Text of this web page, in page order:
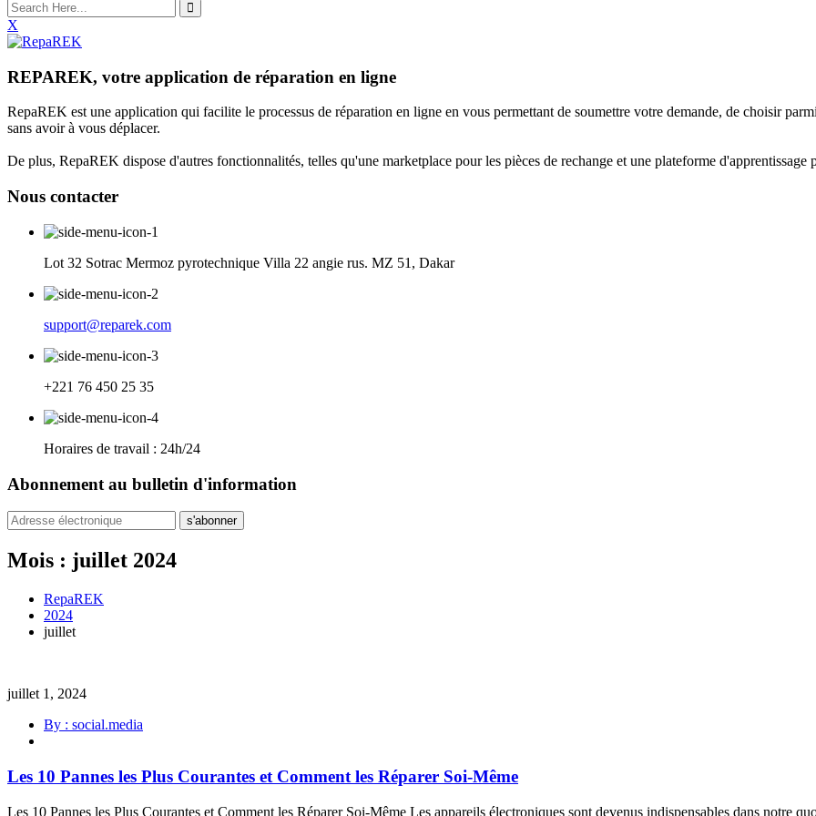
X
REPAREK, votre application de réparation en ligne
RepaREK est une application qui facilite le processus de réparation en ligne en vous permettant de soumettre votre demande, de choisir
sans avoir à vous déplacer.
De plus, RepaREK dispose d'autres fonctionnalités, telles qu'une marketplace pour les pièces de rechange et une plateforme d'apprentissage
Nous contacter
Lot 32 Sotrac Mermoz pyrotechnique Villa 22 angie rus. MZ 51, Dakar
support@reparek.com
+221 76 450 25 35
Horaires de travail : 24h/24
Abonnement au bulletin d'information
s'abonner
Mois : juillet 2024
RepaREK
2024
juillet
juillet 1, 2024
By : social.media
Les 10 Pannes les Plus Courantes et Comment les Réparer Soi-Même
Les 10 Pannes les Plus Courantes et Comment les Réparer Soi-Même Les appareils électroniques sont devenus indispensables dans notre